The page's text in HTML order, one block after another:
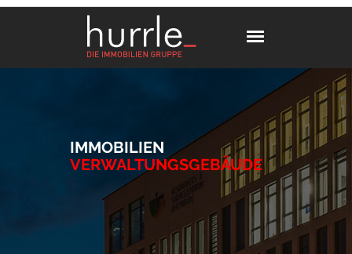
IMMOBILIEN
VERWALTUNGSGEBÄUDE